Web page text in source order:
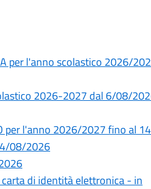
per l'anno scolastico 2026/
2026-2027 dal 6/08/
per l'anno 2026/2027 fino al
08/2026
di identità elettronica - in